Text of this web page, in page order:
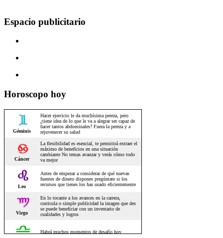
Espacio publicitario
Horoscopo hoy